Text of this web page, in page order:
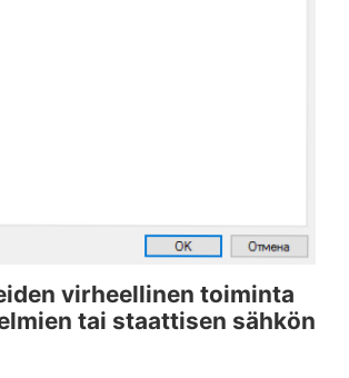
virheellinen toiminta
tai staattisen sähkön